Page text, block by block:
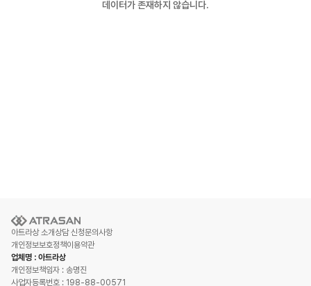
데이터가 존재하지 않습니다.
아트라상 소개 상담 신청문의사항
개인정보보호정책이용약관
업체명 : 아트라상
개인정보책임자 : 송명진
사업자등록번호 : 198-88-00571